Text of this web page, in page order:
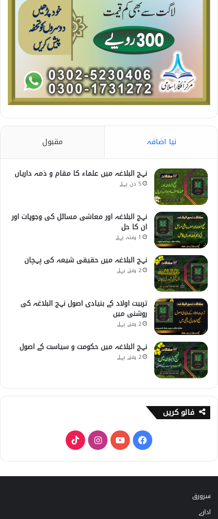
نیا اضافہ مقبول
نہج البلاغہ میں علماء کا مقام و ذمہ داریاں
5 دن پہلے
نہج البلاغہ اور معاشی مسائل کی وجوہات اور
ان کا حل
1 ہفتہ پہلے
نہج البلاغہ میں حقیقی شیعہ کی پہچان
2 ہفتے پہلے
تربیت اولاد کے بنیادی اصول نہج البلاغہ کی
روشنی میں
2 ہفتے پہلے
نہج البلاغہ میں حکومت و سیاست کے اصول
2 ہفتے پہلے
فالو کریں
F
a
c
Y
o
u
n
s
T
i
k
سرورق
ادارے